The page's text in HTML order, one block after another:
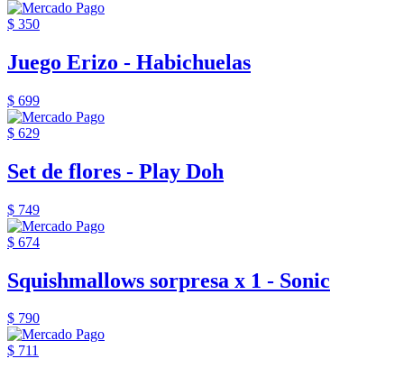
$ 350
Juego Erizo - Habichuelas
$ 699
$ 629
Set de flores - Play Doh
$ 749
$ 674
Squishmallows sorpresa x 1 - Sonic
$ 790
$ 711